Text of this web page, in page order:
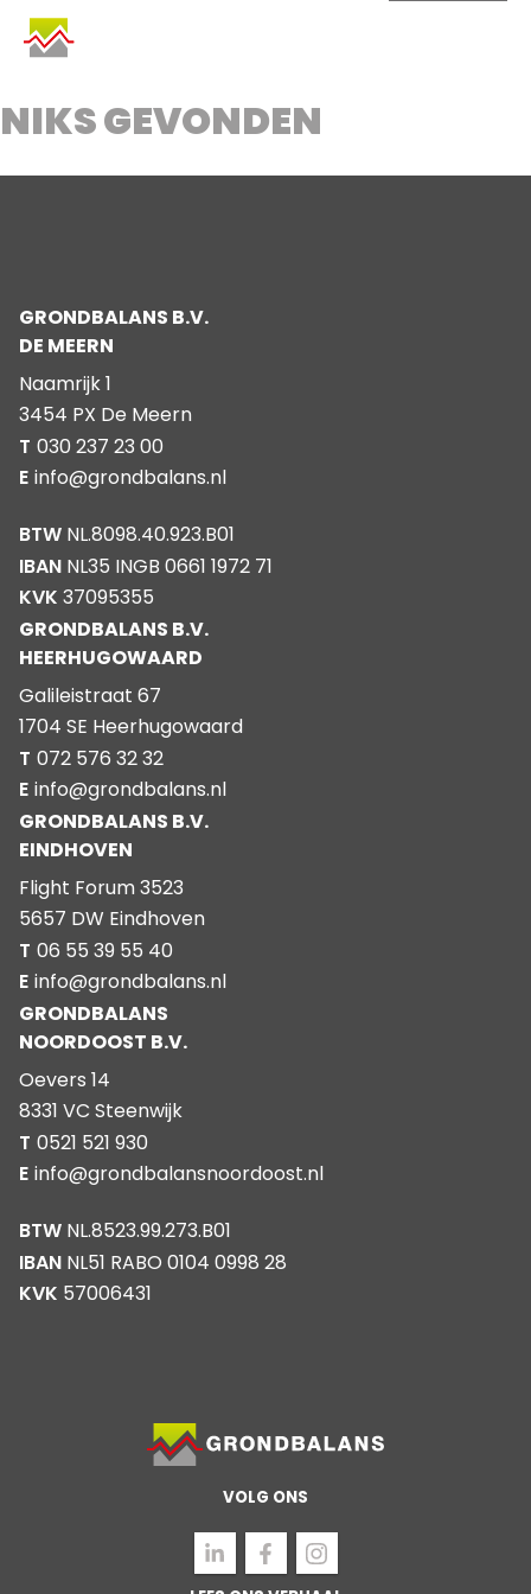
TO
CONTENT
NIKS GEVONDEN
GRONDBALANS B.V.
DE MEERN
Naamrijk 1
3454 PX De Meern
T 030 237 23 00
E info@grondbalans.nl
BTW NL.8098.40.923.B01
IBAN NL35 INGB 0661 1972 71
KVK 37095355
GRONDBALANS B.V.
HEERHUGOWAARD
Galileistraat 67
1704 SE Heerhugowaard
T 072 576 32 32
E info@grondbalans.nl
GRONDBALANS B.V.
EINDHOVEN
Flight Forum 3523
5657 DW Eindhoven
T 06 55 39 55 40
E info@grondbalans.nl
GRONDBALANS
NOORDOOST B.V.
Oevers 14
8331 VC Steenwijk
T 0521 521 930
E info@grondbalansnoordoost.nl
BTW NL.8523.99.273.B01
IBAN NL51 RABO 0104 0998 28
KVK 57006431
VOLG ONS